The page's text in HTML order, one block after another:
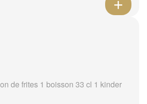
de frites 1 boisson 33 cl 1 kinder